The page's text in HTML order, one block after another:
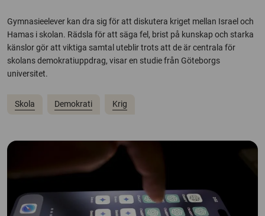
Gymnasieelever kan dra sig för att diskutera kriget mellan Israel och
Hamas i skolan. Rädsla för att säga fel, brist på kunskap och starka
känslor gör att viktiga samtal uteblir trots att de är centrala för
skolans demokratiuppdrag, visar en studie från Göteborgs
universitet.
Skola Demokrati Krig